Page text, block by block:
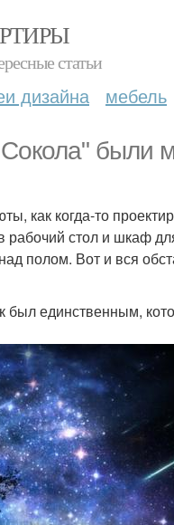
статьи
дизайна мебель
были
как когда-то
рабочий стол и шкаф
полом. Вот и вся
был единственным,